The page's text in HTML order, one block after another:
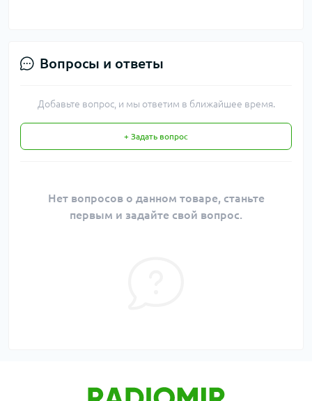
Вопросы и ответы
Добавьте вопрос, и мы ответим в ближайшее время.
+ Задать вопрос
Нет вопросов о данном товаре, станьте
первым и задайте свой вопрос.